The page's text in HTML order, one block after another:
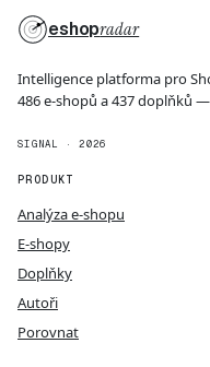
eshopradar
Intelligence platforma pro
486 e-shopů a 437 doplňků
SIGNAL · 2026
PRODUKT
Analýza e-shopu
E-shopy
Doplňky
Autoři
Porovnat